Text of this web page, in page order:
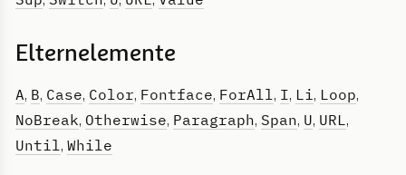
Elternelemente
A, B, Case, Color, Fontface, ForAll , I, Li , Loop,
NoBreak, Otherwise, Paragraph, Span, U, URL ,
Until , While